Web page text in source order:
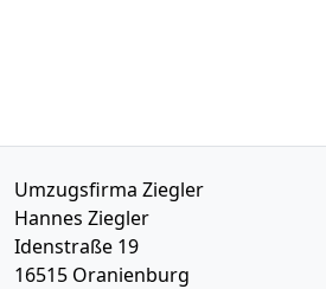
Umzugsfirma Ziegler
Hannes Ziegler
Idenstraße 19
16515 Oranienburg